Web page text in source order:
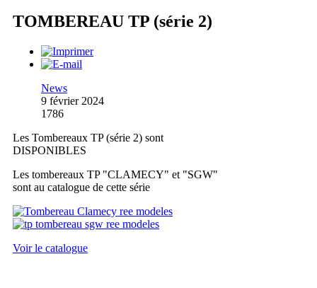
TOMBEREAU TP (série 2)
News
9 février 2024
1786
Les Tombereaux TP (série 2) sont
DISPONIBLES
Les tombereaux TP "CLAMECY" et "SGW"
sont au catalogue de cette série
Voir le catalogue